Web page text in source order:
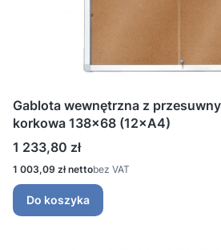
Gablota wewnętrzna z
korkowa 138x68 (12×A4)
Cena
1 233,80 zł
Cena
1 003,09 zł bez VAT
Do koszyka